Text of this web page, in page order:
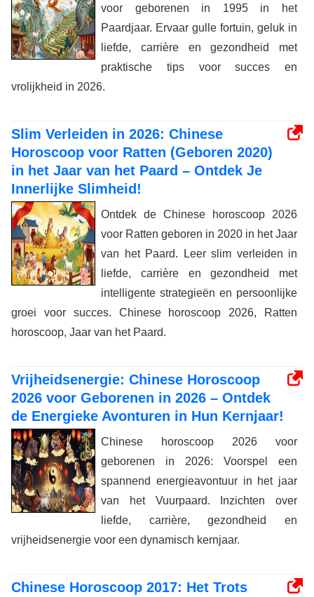
voor geborenen in 1995 in het
Paardjaar. Ervaar gulle fortuin, geluk in
liefde, carrière en gezondheid met
praktische tips voor succes en
vrolijkheid in 2026.
Slim Verleiden in 2026: Chinese
Horoscoop voor Ratten (Geboren 2020)
in het Jaar van het Paard – Ontdek Je
Innerlijke Slimheid!
Ontdek de Chinese horoscoop 2026
voor Ratten geboren in 2020 in het Jaar
van het Paard. Leer slim verleiden in
liefde, carrière en gezondheid met
intelligente strategieën en persoonlijke
groei voor succes. Chinese horoscoop 2026, Ratten
horoscoop, Jaar van het Paard.
Vrijheidsenergie: Chinese Horoscoop
2026 voor Geborenen in 2026 – Ontdek
de Energieke Avonturen in Hun Kernjaar!
Chinese horoscoop 2026 voor
geborenen in 2026: Voorspel een
spannend energieavontuur in het jaar
van het Vuurpaard. Inzichten over
liefde, carrière, gezondheid en
vrijheidsenergie voor een dynamisch kernjaar.
Chinese Horoscoop 2017: Het Trots